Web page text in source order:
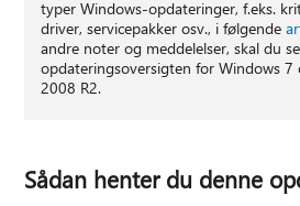
typer Windows-opdateringer, f.eks.
driver, servicepakker osv., i følgende
andre noter og meddelelser, skal du se
opdateringsoversigten for Windows 7
2008 R2.
Sådan henter du denne